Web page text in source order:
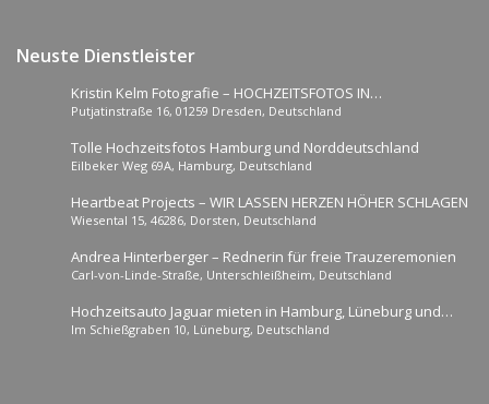
Neuste Dienstleister
Kristin Kelm Fotografie – HOCHZEITSFOTOS IN
DRESDEN/BERLIN/BINZ
Putjatinstraße 16, 01259 Dresden, Deutschland
Tolle Hochzeitsfotos Hamburg und Norddeutschland
Eilbeker Weg 69A, Hamburg, Deutschland
Heartbeat Projects – WIR LASSEN HERZEN HÖHER SCHLAGEN
Wiesental 15, 46286, Dorsten, Deutschland
Andrea Hinterberger – Rednerin für freie Trauzeremonien
Carl-von-Linde-Straße, Unterschleißheim, Deutschland
Hochzeitsauto Jaguar mieten in Hamburg, Lüneburg und
Lübeck
Im Schießgraben 10, Lüneburg, Deutschland